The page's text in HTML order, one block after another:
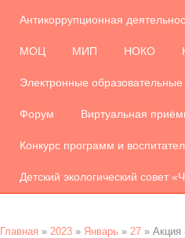
Антикоррупционная
МОЦ МИП НОКО
Электронные
Форум Виртуальная
Конкурс программ и
Детский экологический совет
Главная » 2023 » Январь » 27 » Акция